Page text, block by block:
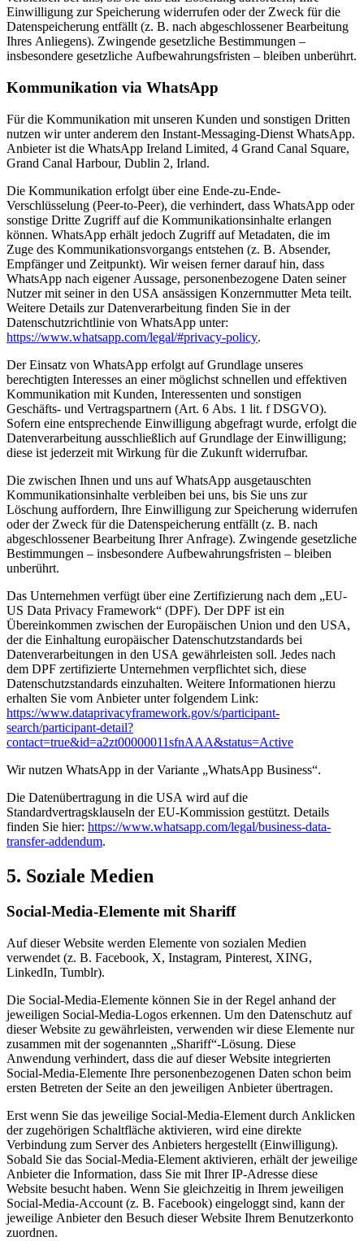
Einwilligung zur Speicherung widerrufen oder der Zweck für die
Datenspeicherung entfällt (z. B. nach abgeschlossener Bearbeitung
Ihres Anliegens). Zwingende gesetzliche Bestimmungen –
insbesondere gesetzliche Aufbewahrungsfristen – bleiben unberührt.
Kommunikation via WhatsApp
Für die Kommunikation mit unseren Kunden und sonstigen Dritten
nutzen wir unter anderem den Instant-Messaging-Dienst WhatsApp.
Anbieter ist die WhatsApp Ireland Limited, 4 Grand Canal Square,
Grand Canal Harbour, Dublin 2, Irland.
Die Kommunikation erfolgt über eine Ende-zu-Ende-
Verschlüsselung (Peer-to-Peer), die verhindert, dass WhatsApp oder
sonstige Dritte Zugriff auf die Kommunikationsinhalte erlangen
können. WhatsApp erhält jedoch Zugriff auf Metadaten, die im
Zuge des Kommunikationsvorgangs entstehen (z. B. Absender,
Empfänger und Zeitpunkt). Wir weisen ferner darauf hin, dass
WhatsApp nach eigener Aussage, personenbezogene Daten seiner
Nutzer mit seiner in den USA ansässigen Konzernmutter Meta teilt.
Weitere Details zur Datenverarbeitung finden Sie in der
Datenschutzrichtlinie von WhatsApp unter:
https://www.whatsapp.com/legal/#privacy-policy.
Der Einsatz von WhatsApp erfolgt auf Grundlage unseres
berechtigten Interesses an einer möglichst schnellen und effektiven
Kommunikation mit Kunden, Interessenten und sonstigen
Geschäfts- und Vertragspartnern (Art. 6 Abs. 1 lit. f DSGVO).
Sofern eine entsprechende Einwilligung abgefragt wurde, erfolgt die
Datenverarbeitung ausschließlich auf Grundlage der Einwilligung;
diese ist jederzeit mit Wirkung für die Zukunft widerrufbar.
Die zwischen Ihnen und uns auf WhatsApp ausgetauschten
Kommunikationsinhalte verbleiben bei uns, bis Sie uns zur
Löschung auffordern, Ihre Einwilligung zur Speicherung widerrufen
oder der Zweck für die Datenspeicherung entfällt (z. B. nach
abgeschlossener Bearbeitung Ihrer Anfrage). Zwingende gesetzliche
Bestimmungen – insbesondere Aufbewahrungsfristen – bleiben
unberührt.
Das Unternehmen verfügt über eine Zertifizierung nach dem „EU-
US Data Privacy Framework“ (DPF). Der DPF ist ein
Übereinkommen zwischen der Europäischen Union und den USA,
der die Einhaltung europäischer Datenschutzstandards bei
Datenverarbeitungen in den USA gewährleisten soll. Jedes nach
dem DPF zertifizierte Unternehmen verpflichtet sich, diese
Datenschutzstandards einzuhalten. Weitere Informationen hierzu
erhalten Sie vom Anbieter unter folgendem Link:
https://www.dataprivacyframework.gov/s/participant-
search/participant-detail?
contact=true&id=a2zt00000011sfnAAA&status=Active
Wir nutzen WhatsApp in der Variante „WhatsApp Business“.
Die Datenübertragung in die USA wird auf die
Standardvertragsklauseln der EU-Kommission gestützt. Details
finden Sie hier: https://www.whatsapp.com/legal/business-data-
transfer-addendum.
5. Soziale Medien
Social-Media-Elemente mit Shariff
Auf dieser Website werden Elemente von sozialen Medien
verwendet (z. B. Facebook, X, Instagram, Pinterest, XING,
LinkedIn, Tumblr).
Die Social-Media-Elemente können Sie in der Regel anhand der
jeweiligen Social-Media-Logos erkennen. Um den Datenschutz auf
dieser Website zu gewährleisten, verwenden wir diese Elemente nur
zusammen mit der sogenannten „Shariff“-Lösung. Diese
Anwendung verhindert, dass die auf dieser Website integrierten
Social-Media-Elemente Ihre personenbezogenen Daten schon beim
ersten Betreten der Seite an den jeweiligen Anbieter übertragen.
Erst wenn Sie das jeweilige Social-Media-Element durch Anklicken
der zugehörigen Schaltfläche aktivieren, wird eine direkte
Verbindung zum Server des Anbieters hergestellt (Einwilligung).
Sobald Sie das Social-Media-Element aktivieren, erhält der jeweilige
Anbieter die Information, dass Sie mit Ihrer IP-Adresse diese
Website besucht haben. Wenn Sie gleichzeitig in Ihrem jeweiligen
Social-Media-Account (z. B. Facebook) eingeloggt sind, kann der
jeweilige Anbieter den Besuch dieser Website Ihrem Benutzerkonto
zuordnen.